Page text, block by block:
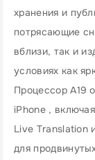
хранения и
потрясающие
вблизи, так и
условиях как
Процессор A19
iPhone ,
Live Translation
для